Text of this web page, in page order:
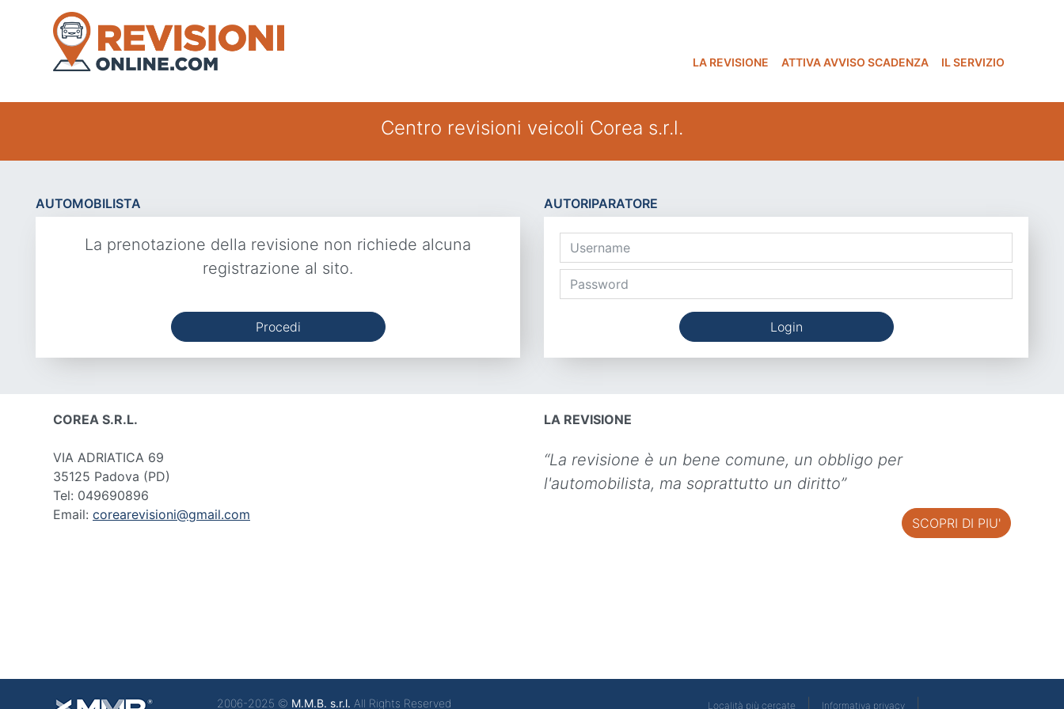
LA REVISIONE ATTIVA AVVISO SCADENZA IL SERVIZIO
Centro revisioni veicoli Corea s.r.l.
AUTOMOBILISTA
La prenotazione della revisione non richiede alcuna
registrazione al sito.
Procedi
AUTORIPARATORE
Login
COREA S.R.L.
VIA ADRIATICA 69
35125 Padova (PD)
Tel: 049690896
Email: corearevisioni@gmail.com
LA REVISIONE
“La revisione è un bene comune, un obbligo per
l'automobilista, ma soprattutto un diritto”
SCOPRI DI PIU'
2006-2025 © M.M.B. s.r.l. All Rights Reserved Località più cercate Informativa privacy